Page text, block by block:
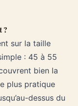
?
sur la taille
: 45 à 55
bien la
plus pratique
dessus du